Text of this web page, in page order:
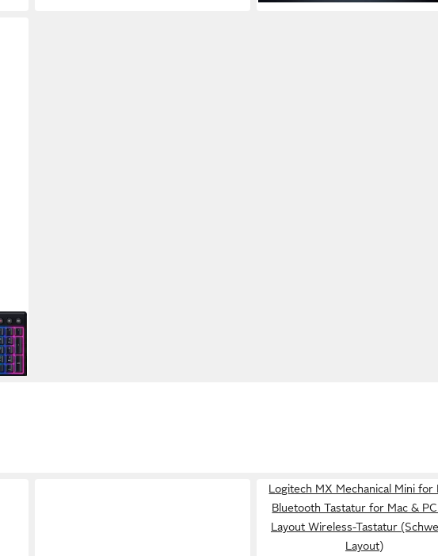
Logitech MX Mechanical Mini for
Bluetooth Tastatur for Mac &
Layout Wireless-Tastatur
Layout)